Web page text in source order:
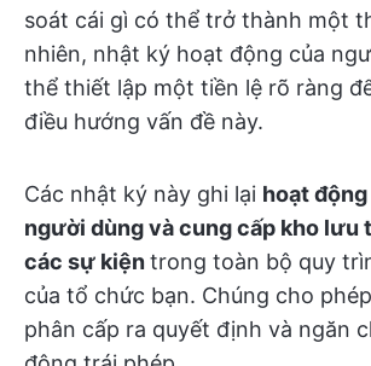
soát cái gì có thể trở thành một
nhiên, nhật ký hoạt động của
thể thiết lập một tiền lệ rõ ràng
điều hướng vấn đề này.
Các nhật ký này ghi lại hoạt
người dùng và cung cấp kho lưu
các sự kiệntrong toàn bộ quy
của tổ chức bạn. Chúng cho
phân cấp ra quyết định và ngăn